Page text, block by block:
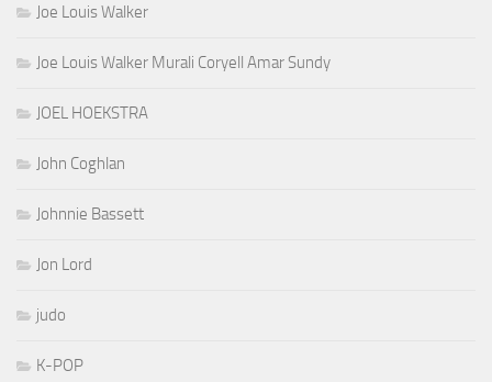
Joe Louis Walker
Joe Louis Walker Murali Coryell Amar Sundy
JOEL HOEKSTRA
John Coghlan
Johnnie Bassett
Jon Lord
judo
K-POP